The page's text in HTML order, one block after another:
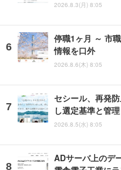
2026.8.3(月) 8:05
停職1ヶ月 ～ 市
情報を口外
2026.8.6(木) 8:05
セシール、再発
し選定基準と管
2026.8.5(水) 8:05
ADサーバ上のデ